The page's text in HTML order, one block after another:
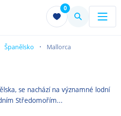
0
Menu Menu
Španělsko Mallorca
se nachází na významné lodní
Středomořím...